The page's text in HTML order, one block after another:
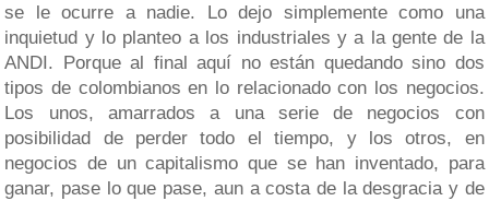
se le ocurre a nadie. Lo dejo simplemente como una
inquietud y lo planteo a los industriales y a la gente de la
ANDI. Porque al final aquí no están quedando sino dos
tipos de colombianos en lo relacionado con los negocios.
Los unos, amarrados a una serie de negocios con
posibilidad de perder todo el tiempo, y los otros, en
negocios de un capitalismo que se han inventado, para
ganar, pase lo que pase, aun a costa de la desgracia y de